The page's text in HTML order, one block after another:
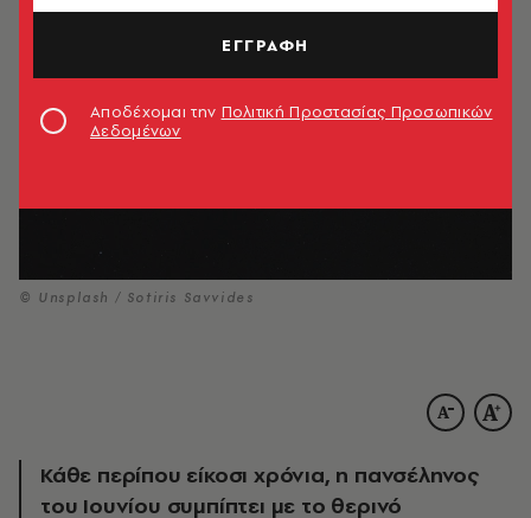
© Unsplash / Sotiris Savvides
Κάθε περίπου είκοσι χρόνια, η πανσέληνος
του Ιουνίου συμπίπτει με το θερινό
ΕΓΓΡΑΦΗ
Αποδέχομαι την Πολιτική Προστασίας Προσωπικών
Δεδομένων